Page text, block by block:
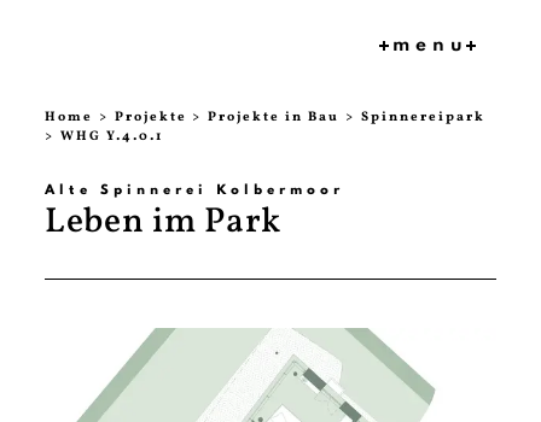
menu
HOME
PRESSE
Home Projekte Projekte in Bau
Spinnereipark
WHG Y.4.0.1
Alte Spinnerei Kolbermoor
Leben im Park